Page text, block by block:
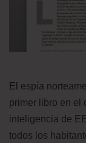
El espía
primer libro en el
inteligencia de
todos los